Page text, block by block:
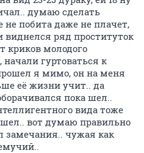
думаю сделать
не побита даже не плачет,
ряд проституток
криков молодого
гуртоваться к
я мимо, он на меня
её жизни учит.. да
пока шел..
вида тоже
вот думаю правильно
замечания.. чужая как